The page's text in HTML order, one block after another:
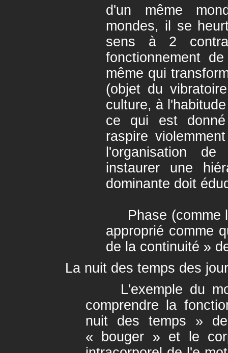
d'un même
mondes, il se
sens à 2
fonctionnement
même qui
(objet du
culture, à
ce qui est
raspire
l'organisation
instaurer une
dominante doit
Phase (comme
approprié comme
de la continuité »
La nuit des temps des
L'exemple du
comprendre la
nuit des temps »
« bouger » et le